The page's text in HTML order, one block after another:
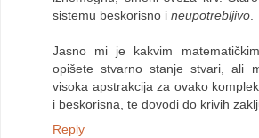
sistemu beskorisno i neupotrebljivo
Jasno mi je kakvim
opišete stvarno stanje stvari, ali
visoka apstrakcija za ovako
i beskorisna, te dovodi do krivih
Reply